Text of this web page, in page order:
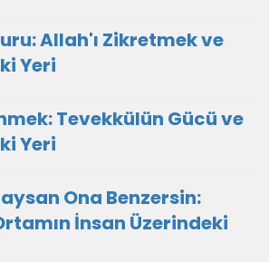
Allah'ı Zikretmek ve
Yeri
Tevekkülün Gücü ve
Yeri
Ona Benzersin:
İnsan Üzerindeki